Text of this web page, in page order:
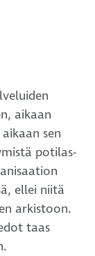
aikaan
sen
potilas-
ellei niitä
arkistoon.
taas